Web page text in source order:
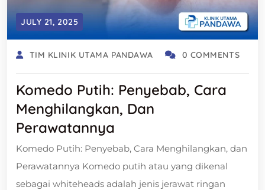
JULY 21, 2025
TIM KLINIK UTAMA PANDAWA 0 COMMENTS
Komedo Putih: Penyebab, Cara
Menghilangkan, Dan
Perawatannya
Komedo Putih: Penyebab, Cara Menghilangkan, dan
Perawatannya Komedo putih atau yang dikenal
sebagai whiteheads adalah jenis jerawat ringan